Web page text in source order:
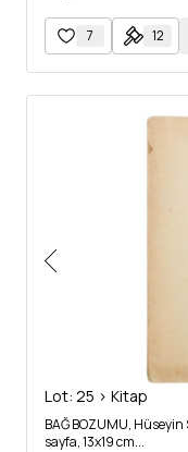
olan ve halen baskısı
senesinde Alem
7 12
Lot: 25 > Kitap
BAĞ BOZUMU,
sayfa, 13x19 cm...